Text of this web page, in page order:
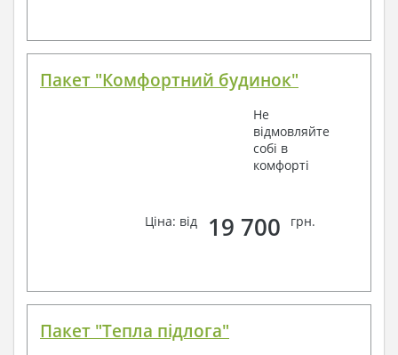
Пакет "Комфортний будинок"
Не
відмовляйте
собі в
комфорті
Ціна: від 19 700 грн.
Пакет "Тепла підлога"